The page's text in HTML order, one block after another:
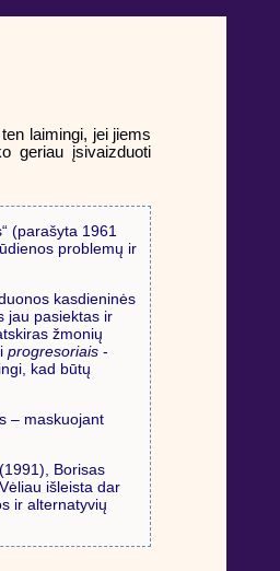
laimingi, jei jiems
geriau įsivaizduoti
(parašyta 1961
problemų ir
kasdieninės
jau pasiektas ir
žmonių
progresoriais-
kad būtų
– maskuojant
Borisas
išleista dar
ir alternatyvių